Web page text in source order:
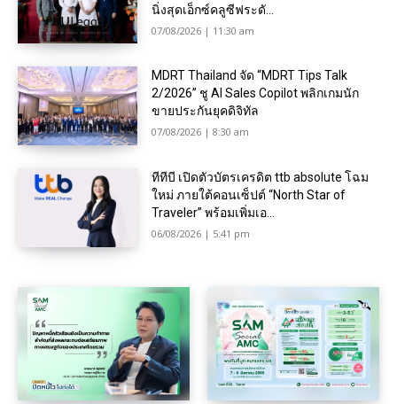
นิ่งสุดเอ็กซ์คลูซีฟระดั...
07/08/2026 | 11:30 am
MDRT Thailand จัด “MDRT Tips Talk
2/2026” ชู AI Sales Copilot พลิกเกมนัก
ขายประกันยุคดิจิทัล
07/08/2026 | 8:30 am
ทีทีบี เปิดตัวบัตรเครดิต ttb absolute โฉม
ใหม่ ภายใต้คอนเซ็ปต์ “North Star of
Traveler” พร้อมเพิ่มเอ...
06/08/2026 | 5:41 pm